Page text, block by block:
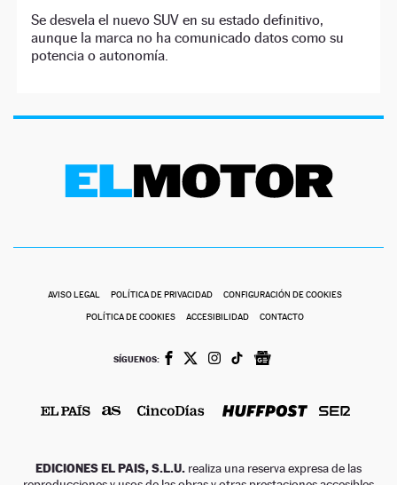
Se desvela el nuevo SUV en su estado definitivo,
aunque la marca no ha comunicado datos como su
potencia o autonomía.
AVISO LEGAL POLÍTICA DE PRIVACIDAD CONFIGURACIÓN DE COOKIES
POLÍTICA DE COOKIES ACCESIBILIDAD CONTACTO
SÍGUENOS:
EDICIONES EL PAIS, S.L.U. realiza una reserva expresa de las